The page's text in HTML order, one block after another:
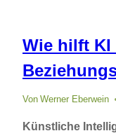
Wie hilft KI
Von Werner Eberwein
Künstliche